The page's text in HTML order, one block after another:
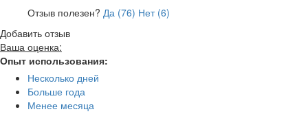
Отзыв полезен? Да (76) Нет (6)
Добавить отзыв
Ваша оценка:
Опыт использования:
Несколько дней
Больше года
Менее месяца